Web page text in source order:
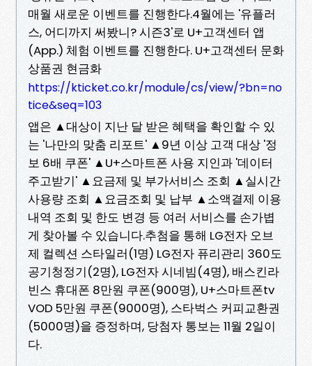
매월 새로운 이벤트를 진행한다.4월에는 '유플러
스, 어디까지 써봤니? 시즌3'로 U+고객센터 앱
(App.) 체험 이벤트를 진행한다. U+고객센터 문화
상품권 현금화
https://kticket.co.kr/module/cs/view/?bn=no
tice&seq=103
앱은 ▲대상이 지난 달 받은 혜택을 확인할 수 있
는 '나만의 맞춤 리포트' ▲9년 이상 고객 대상 '정
보 6배 쿠폰' ▲U+스마트폰 사용 지인과 '데이터
주고받기' ▲요금제 및 부가서비스 조회 ▲실시간
사용량 조회 ▲요금조회 및 납부 ▲소액결제 이용
내역 조회 및 한도 변경 등 여러 서비스를 손가볍
게 찾아볼 수 있습니다.추첨을 통해 LG전자 오브
제 컬렉션 스타일러(1명) LG전자 퓨리관리 360도
공기청정기(2명), LG전자 시네빔(4명), 배스킨라
빈스 휴대폰 8만원 쿠폰(900명), U+스마트폰tv
VOD 5만원 쿠폰(9000명), 스타벅스 커피교환권
(5000명)을 증정하며, 당첨자 통보는 11월 2일이
다.